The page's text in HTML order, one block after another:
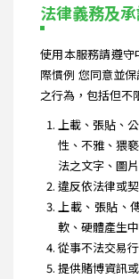
法律義務及
使用本服務請遵
際慣例 您同意並
之行為，包括但不
上載、張貼、
性、不雅、猥
法之文字、圖
違反依法律或
上載、張貼、
軟、硬體產生
從事不法交易
提供賭博資訊